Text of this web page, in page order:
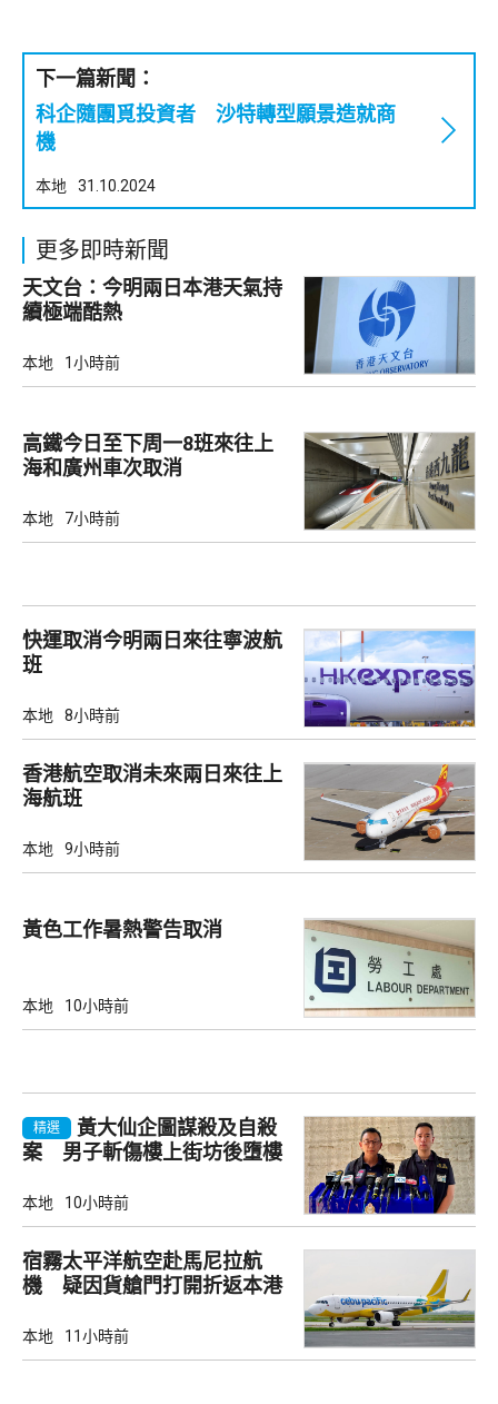
下一篇新聞：
科企隨團覓投資者 沙特轉型願景造就商
機
本地 31.10.2024
更多即時新聞
天文台：今明兩日本港天氣持
續極端酷熱
本地 1小時前
高鐵今日至下周一8班來往上
海和廣州車次取消
本地 7小時前
快運取消今明兩日來往寧波航
班
本地 8小時前
香港航空取消未來兩日來往上
海航班
本地 9小時前
黃色工作暑熱警告取消
本地 10小時前
精選
黃大仙企圖謀殺及自殺
案 男子斬傷樓上街坊後墮樓
本地 10小時前
宿霧太平洋航空赴馬尼拉航
機 疑因貨艙門打開折返本港
本地 11小時前